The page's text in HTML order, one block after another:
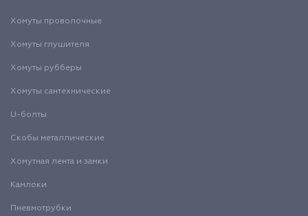
Хомуты проволочные
Хомуты глушителя
Хомуты рубберы
Хомуты сантехнические
U-болты
Скобы металлические
Хомутная лента и замки
Камлоки
Пневмотрубки